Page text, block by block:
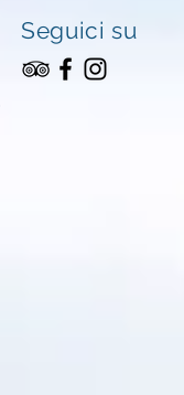
Seguici su